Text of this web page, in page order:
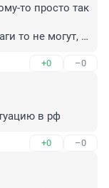
то просто так
то не могут,
+0 –0
в рф
+0 –0